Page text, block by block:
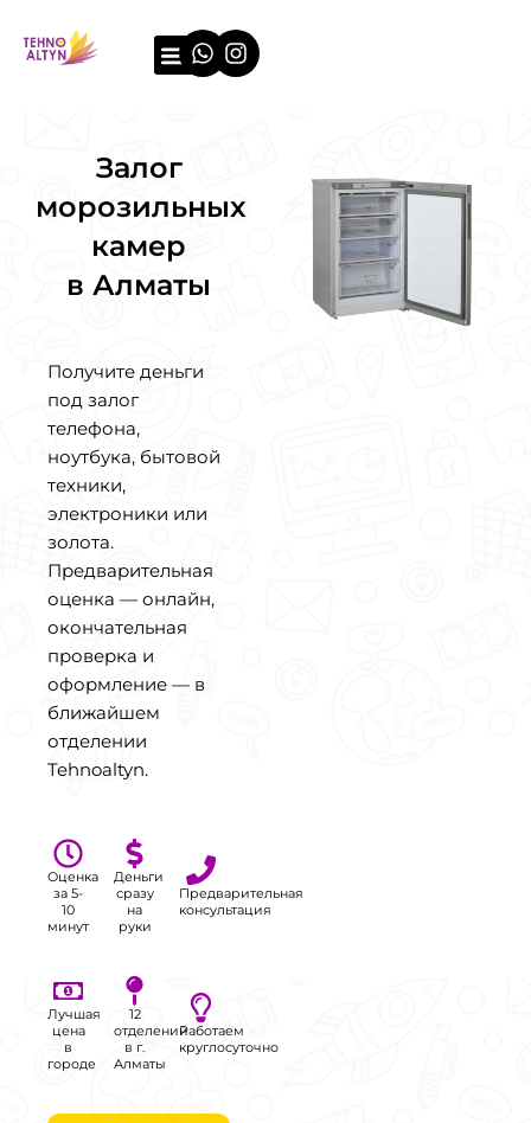
содержимому
Whatsapp
Instagram
Залог
морозильных
камер
в Алматы
Получите деньги
под залог
телефона,
ноутбука, бытовой
техники,
электроники или
золота.
Предварительная
оценка — онлайн,
окончательная
проверка и
оформление — в
ближайшем
отделении
Tehnoaltyn.
Оценка
за 5-
10
минут
Деньги
сразу
на
руки
Предварительная
консультация
Лучшая
цена
в
городе
12
отделений
в г.
Алматы
Работаем
круглосуточно